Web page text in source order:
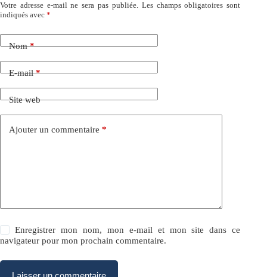
Votre adresse e-mail ne sera pas publiée. Les champs obligatoires sont
indiqués avec *
Nom*
E-mail*
Site web
Ajouter un commentaire *
Enregistrer mon nom, mon e-mail et mon site dans ce
navigateur pour mon prochain commentaire.